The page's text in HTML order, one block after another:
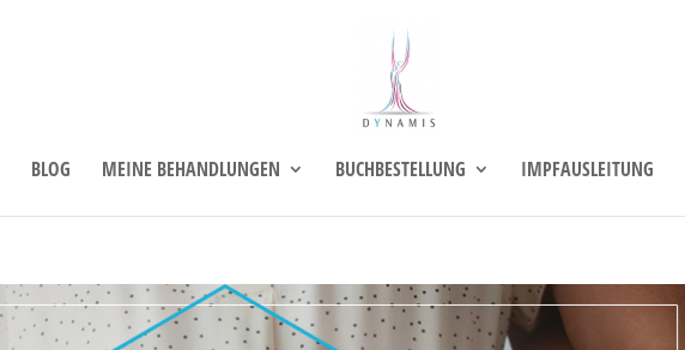
BLOG MEINE BEHANDLUNGEN BUCHBESTELLUNG IMPFAUSLEITUNG